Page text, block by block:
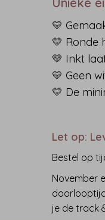
💛
💛 Ronde
💛 Inkt
💛 Geen
💛 De
Let op:
Bestel op
November
je de track